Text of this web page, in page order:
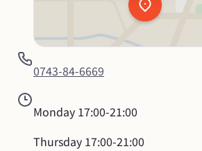
0743-84-6669
Monday 17:00-21:00
Thursday 17:00-21:00